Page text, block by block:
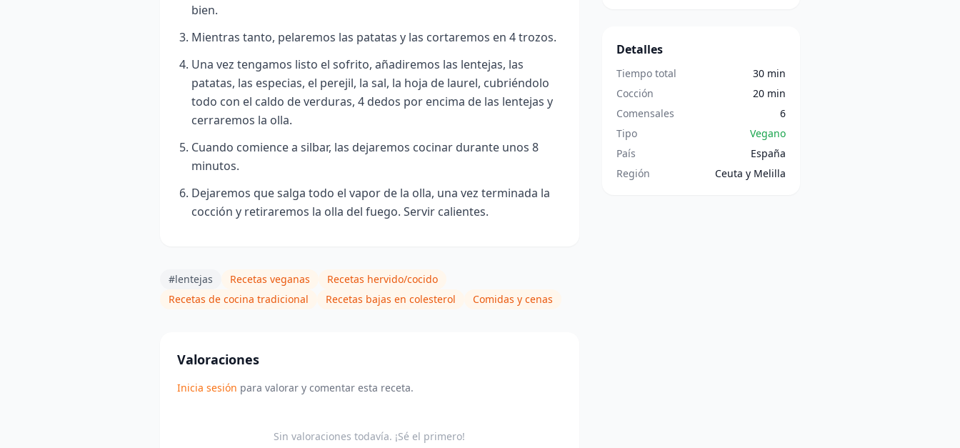
bien.
Mientras tanto, pelaremos las patatas y las cortaremos en 4 trozos.
Una vez tengamos listo el sofrito, añadiremos las lentejas, las
patatas, las especias, el perejil, la sal, la hoja de laurel, cubriéndolo
todo con el caldo de verduras, 4 dedos por encima de las lentejas y
cerraremos la olla.
Cuando comience a silbar, las dejaremos cocinar durante unos 8
minutos.
Dejaremos que salga todo el vapor de la olla, una vez terminada la
cocción y retiraremos la olla del fuego. Servir calientes.
#lentejas Recetas veganas
Recetas hervido/cocido
Recetas de cocina tradicional
Recetas bajas en colesterol Comidas y cenas
Valoraciones
Inicia sesión para valorar y comentar esta receta.
Sin valoraciones todavía. ¡Sé el primero!
Detalles
Tiempo total
30 min
Cocción
20 min
Comensales
6
Tipo
Vegano
País
España
Región
Ceuta y Melilla